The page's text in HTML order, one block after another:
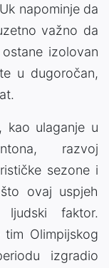
napominje da
važno da
izolovan
u dugoročan,
kao ulaganje u
razvoj
sezone i
ovaj uspjeh
faktor.
Olimpijskog
izgradio